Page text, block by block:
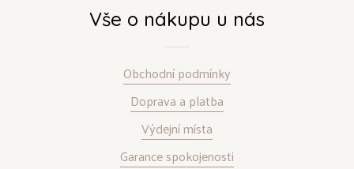
Vše o nákupu u nás
Obchodní podmínky
Doprava a platba
Výdejní místa
Garance spokojenosti